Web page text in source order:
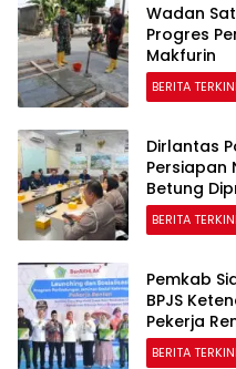
Wadan
Progres
Makfurin
BERITA TERKINI
Dirlantas
Persiapan
Betung
2026
BERITA TERKINI
Pemkab
BPJS
Pekerja
BERITA TERKINI